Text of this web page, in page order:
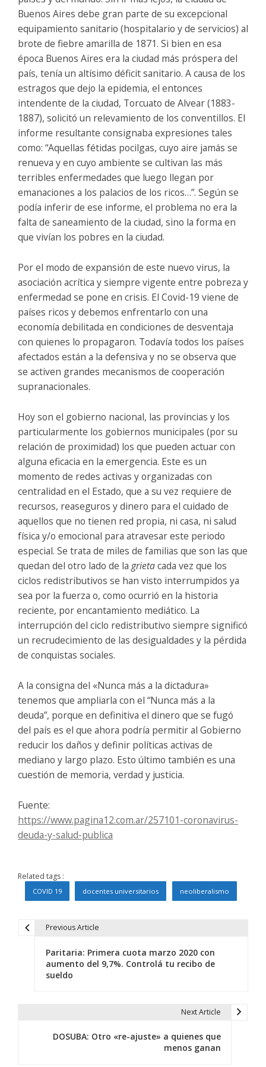
Buenos Aires debe gran parte de su excepcional
equipamiento sanitario (hospitalario y de servicios) al
brote de fiebre amarilla de 1871. Si bien en esa
época Buenos Aires era la ciudad más próspera del
país, tenía un altísimo déficit sanitario. A causa de los
estragos que dejo la epidemia, el entonces
intendente de la ciudad, Torcuato de Alvear (1883-
1887), solicitó un relevamiento de los conventillos. El
informe resultante consignaba expresiones tales
como: “Aquellas fétidas pocilgas, cuyo aire jamás se
renueva y en cuyo ambiente se cultivan las más
terribles enfermedades que luego llegan por
emanaciones a los palacios de los ricos…”. Según se
podía inferir de ese informe, el problema no era la
falta de saneamiento de la ciudad, sino la forma en
que vivían los pobres en la ciudad.
Por el modo de expansión de este nuevo virus, la
asociación acrítica y siempre vigente entre pobreza y
enfermedad se pone en crisis. El Covid-19 viene de
países ricos y debemos enfrentarlo con una
economía debilitada en condiciones de desventaja
con quienes lo propagaron. Todavía todos los países
afectados están a la defensiva y no se observa que
se activen grandes mecanismos de cooperación
supranacionales.
Hoy son el gobierno nacional, las provincias y los
particularmente los gobiernos municipales (por su
relación de proximidad) los que pueden actuar con
alguna eficacia en la emergencia. Este es un
momento de redes activas y organizadas con
centralidad en el Estado, que a su vez requiere de
recursos, reaseguros y dinero para el cuidado de
aquellos que no tienen red propia, ni casa, ni salud
física y/o emocional para atravesar este periodo
especial. Se trata de miles de familias que son las que
quedan del otro lado de la grietacada vez que los
ciclos redistributivos se han visto interrumpidos ya
sea por la fuerza o, como ocurrió en la historia
reciente, por encantamiento mediático. La
interrupción del ciclo redistributivo siempre significó
un recrudecimiento de las desigualdades y la pérdida
de conquistas sociales.
A la consigna del «Nunca más a la dictadura»
tenemos que ampliarla con el “Nunca más a la
deuda”, porque en definitiva el dinero que se fugó
del país es el que ahora podría permitir al Gobierno
reducir los daños y definir políticas activas de
mediano y largo plazo. Esto último también es una
cuestión de memoria, verdad y justicia.
Fuente:
https://www.pagina12.com.ar/257101-coronavirus-
deuda-y-salud-publica
Related tags :
COVID 19 docentes universitarios neoliberalismo
Previous Article
Paritaria: Primera cuota marzo 2020 con
aumento del 9,7%. Controlá tu recibo de
sueldo
Next Article
DOSUBA: Otro «re-ajuste» a quienes que
menos ganan